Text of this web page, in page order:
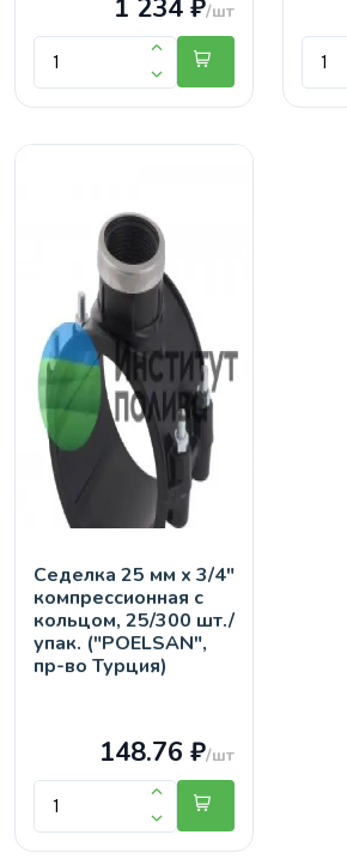
1 234 ₽/шт
Седелка 25 мм х 3/4"
компрессионная с
кольцом, 25/300 шт./
упак. ("POELSAN",
пр-во Турция)
148.76 ₽/шт